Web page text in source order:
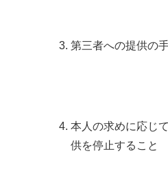
第三者への提供の
本人の求めに応じ
供を停止すること